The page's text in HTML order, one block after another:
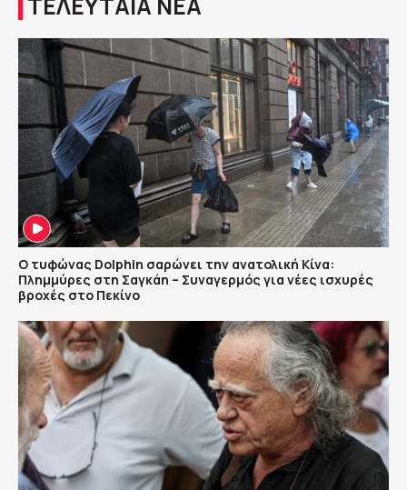
Ο τυφώνας Dolphin σαρώνει την ανατολική Κίνα:
Πλημμύρες στη Σαγκάη – Συναγερμός για νέες ισχυρές
βροχές στο Πεκίνο